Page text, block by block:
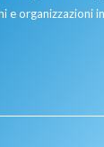
e organizzazioni